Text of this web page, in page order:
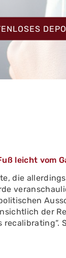
leicht vom
die
der
recalibrating“.